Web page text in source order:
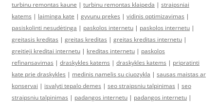
turbinu remontas kaune | turbinu remontas klaipeda | straipsniai
katems | laiminga kate | gyvunu prekes | vidinis optimizavimas |
pasiskolinti nesudėtinga | paskolos internetu | paskolos internetu |
greitasis kreditas | greitas kreditas | greitas kreditas internetu |
greitieji kreditai internetu | kreditas internetu | paskolos
refinansavimas | draskykles katems | draskykles katems | pripratinti
kate prie draskykles | medinis namelis su ciuozykla | sausas maistas ar
konservai | isvalyti tepalo demes | seo straipsniu talpinimas | seo
straipsniu talpinimas | padangos internetu | padangos internetu |